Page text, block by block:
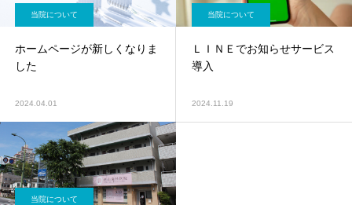
当院について
ホームページが新しくなりま
した
2024.04.01
当院について
ＬＩＮＥでお知らせサービス
導入
2024.11.19
当院について